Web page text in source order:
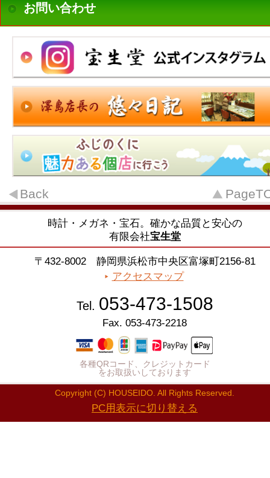
お問い合わせ
Back
時計・メガネ・宝石。確かな品質と安心の
有限会社宝生堂
〒432-8002 静岡県浜松市中央区富塚町2156-81
アクセスマップ
Tel. 053-473-1508
Fax. 053-473-2218
各種QRコード、クレジットカード
をお取扱いしております
Copyright (C) HOUSEIDO. All Rights Reserved.
PC用表示に切り替える